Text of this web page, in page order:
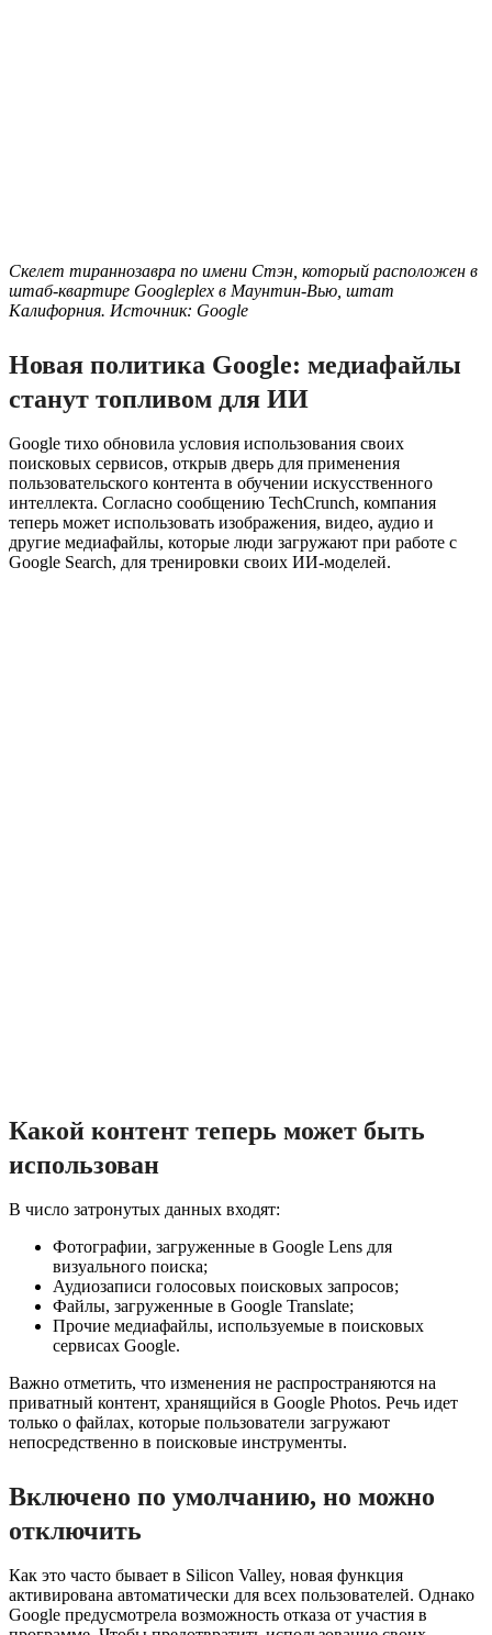
Скелет тираннозавра по имени Стэн, который расположен в
штаб-квартире Googleplex в Маунтин-Вью, штат
Калифорния. Источник: Google
Новая политика Google: медиафайлы
станут топливом для ИИ
Google тихо обновила условия использования своих
поисковых сервисов, открыв дверь для применения
пользовательского контента в обучении искусственного
интеллекта. Согласно сообщению TechCrunch, компания
теперь может использовать изображения, видео, аудио и
другие медиафайлы, которые люди загружают при работе с
Google Search, для тренировки своих ИИ-моделей.
Какой контент теперь может быть
использован
В число затронутых данных входят:
Фотографии, загруженные в Google Lens для
визуального поиска;
Аудиозаписи голосовых поисковых запросов;
Файлы, загруженные в Google Translate;
Прочие медиафайлы, используемые в поисковых
сервисах Google.
Важно отметить, что изменения не распространяются на
приватный контент, хранящийся в Google Photos. Речь идет
только о файлах, которые пользователи загружают
непосредственно в поисковые инструменты.
Включено по умолчанию, но можно
отключить
Как это часто бывает в Silicon Valley, новая функция
активирована автоматически для всех пользователей. Однако
Google предусмотрела возможность отказа от участия в